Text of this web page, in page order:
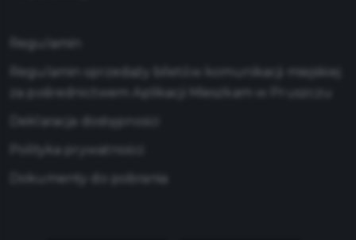
Regulamin
Regulamin sprzedaży biletów komunikacji miejskiej
za pośrednictwem Aplikacji Mieszkam w Pruszczu
Deklaracja dostępności
Polityka prywatności
Dokumenty do pobrania